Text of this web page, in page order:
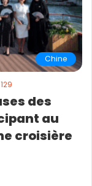
Chine
des
au
croisière